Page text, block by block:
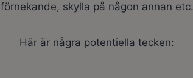
förnekande, skylla på någon annan etc.
Här är några potentiella tecken: